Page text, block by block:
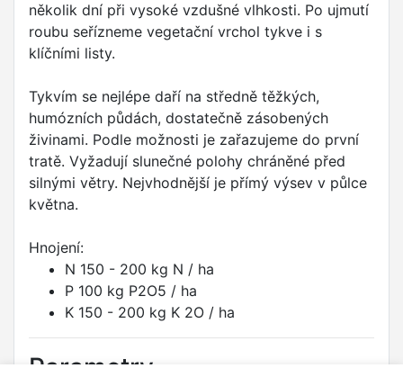
několik dní při vysoké vzdušné vlhkosti. Po ujmutí
roubu seřízneme vegetační vrchol tykve i s
klíčními listy.
Tykvím se nejlépe daří na středně těžkých,
humózních půdách, dostatečně zásobených
živinami. Podle možnosti je zařazujeme do první
tratě. Vyžadují slunečné polohy chráněné před
silnými větry. Nejvhodnější je přímý výsev v půlce
května.
Hnojení:
N 150 - 200 kg N / ha
P 100 kg P2O5 / ha
K 150 - 200 kg K 2O / ha
Parametry